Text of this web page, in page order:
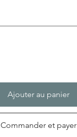
Ajouter au panier
Commander et payer